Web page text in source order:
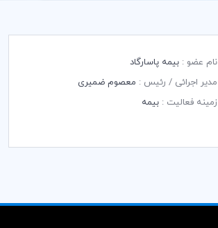
نام عضو : بیمه پاسارگاد
مدیر اجرائی / رئیس : معصوم ضمیری
زمینه فعالیت : بیمه